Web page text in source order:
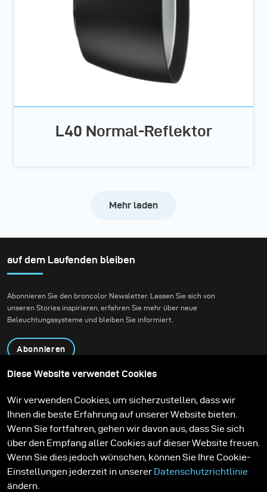
L40 Normal-Reflektor
Mehr laden
auf dem Laufenden bleiben
Abonnieren Sie den broncolor Newsletter. Lassen Sie sich von
unseren Stories inspirieren, erfahren Sie mehr über neue
Beleuchtungssysteme und bleiben Sie informiert.
Abonnieren
Kontakt
Technologien
Contribute to our blog
Lernen
Support
Karriere
Media Center
Diese Website verwendet Cookies
Wir verwenden Cookies, um sicherzustellen, dass wir
Ihnen die beste Erfahrung auf unserer Website bieten.
Wenn Sie fortfahren, gehen wir davon aus, dass Sie sich
über den Empfang aller Cookies auf dieser Website freuen.
Wenn Sie dies jedoch wünschen, können Sie Ihre Cookie-
Einstellungen jederzeit in unserer Datenschutzrichtlinie
ändern.